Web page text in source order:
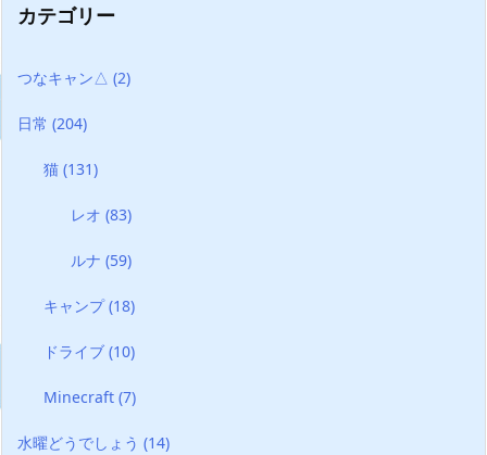
カテゴリー
つなキャン△ (2)
日常 (204)
猫(131)
レオ (83)
ルナ (59)
キャンプ(18)
ドライブ(10)
Minecraft(7)
水曜どうでしょう (14)